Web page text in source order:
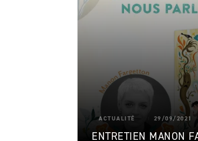
ACTUALITÉ 29/09/2021
ENTRETIEN MANON